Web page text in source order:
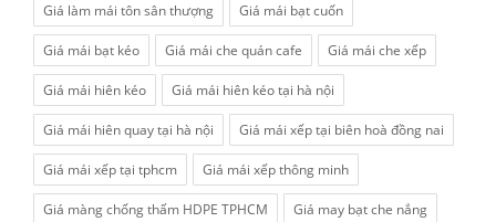
Giá làm mái tôn sân thượng Giá mái bạt cuốn
Giá mái bạt kéo Giá mái che quán cafe Giá mái che xếp
Giá mái hiên kéo Giá mái hiên kéo tại hà nội
Giá mái hiên quay tại hà nội Giá mái xếp tại biên hoà đồng nai
Giá mái xếp tại tphcm Giá mái xếp thông minh
Giá màng chống thấm HDPE TPHCM Giá may bạt che nắng